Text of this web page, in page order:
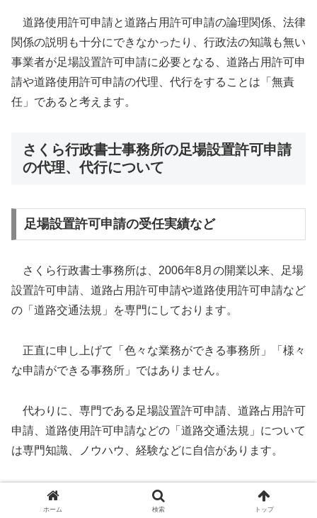
道路使用許可申請と道路占用許可申請の論理関係、法律
関係の説明も十分にできなかったり、行政法の知識も無い
事業者が足場設置許可申請に必要となる、道路占用許可申
請や道路使用許可申請の代理、代行をすることは「無責
任」であると考えます。
さくら行政書士事務所の足場設置許可申請
の代理、代行について
足場設置許可申請の受任実績など
さくら行政書士事務所は、2006年8月の開業以来、足場
設置許可申請、道路占用許可申請や道路使用許可申請など
の「道路交通法規」を専門にしております。
正直に申し上げて「色々な業務ができる事務所」「様々
な申請ができる事務所」ではありません。
代わりに、専門である足場設置許可申請、道路占用許可
申請、道路使用許可申請などの「道路交通法規」について
は専門知識、ノウハウ、経験などに自信があります。
特に、仮設足場の設置の許可申請や、朝顔の設置許可申
請、仮囲いの設置の申請についてはかなり豊富な受任実績
ホーム 検索 トップ